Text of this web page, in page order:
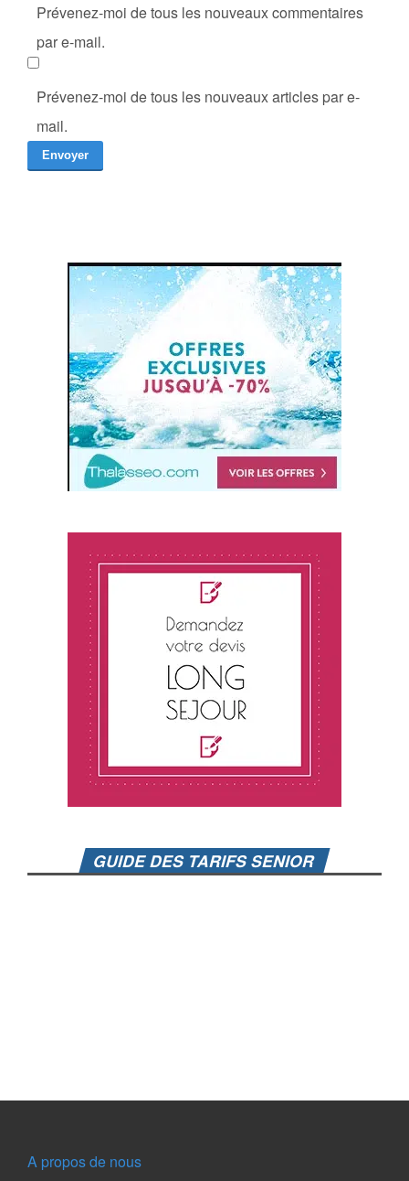
Prévenez-moi de tous les nouveaux commentaires
par e-mail.
Prévenez-moi de tous les nouveaux articles par e-
mail.
GUIDE DES TARIFS SENIOR
A propos de nous